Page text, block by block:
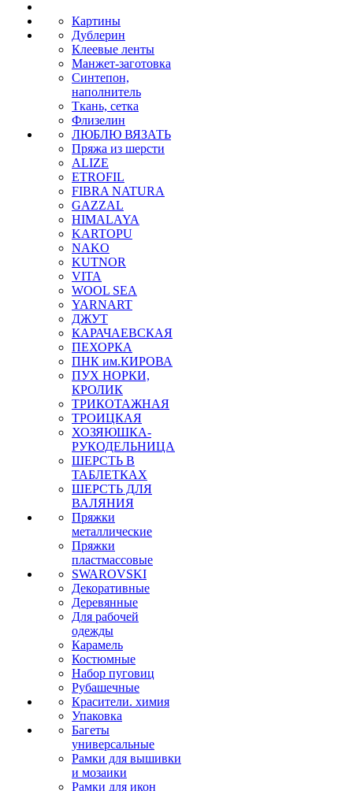
Картины
Дублерин
Клеевые ленты
Манжет-заготовка
Синтепон,
наполнитель
Ткань, сетка
Флизелин
ЛЮБЛЮ ВЯЗАТЬ
Пряжа из шерсти
ALIZE
ETROFIL
FIBRA NATURA
GAZZAL
HIMALAYA
KARTOPU
NAKO
KUTNOR
VITA
WOOL SEA
YARNART
ДЖУТ
КАРАЧАЕВСКАЯ
ПЕХОРКА
ПНК им.КИРОВА
ПУХ НОРКИ,
КРОЛИК
ТРИКОТАЖНАЯ
ТРОИЦКАЯ
ХОЗЯЮШКА-
РУКОДЕЛЬНИЦА
ШЕРСТЬ В
ТАБЛЕТКАХ
ШЕРСТЬ ДЛЯ
ВАЛЯНИЯ
Пряжки
металлические
Пряжки
пластмассовые
SWAROVSKI
Декоративные
Деревянные
Для рабочей
одежды
Карамель
Костюмные
Набор пуговиц
Рубашечные
Красители. химия
Упаковка
Багеты
универсальные
Рамки для вышивки
и мозаики
Рамки для икон